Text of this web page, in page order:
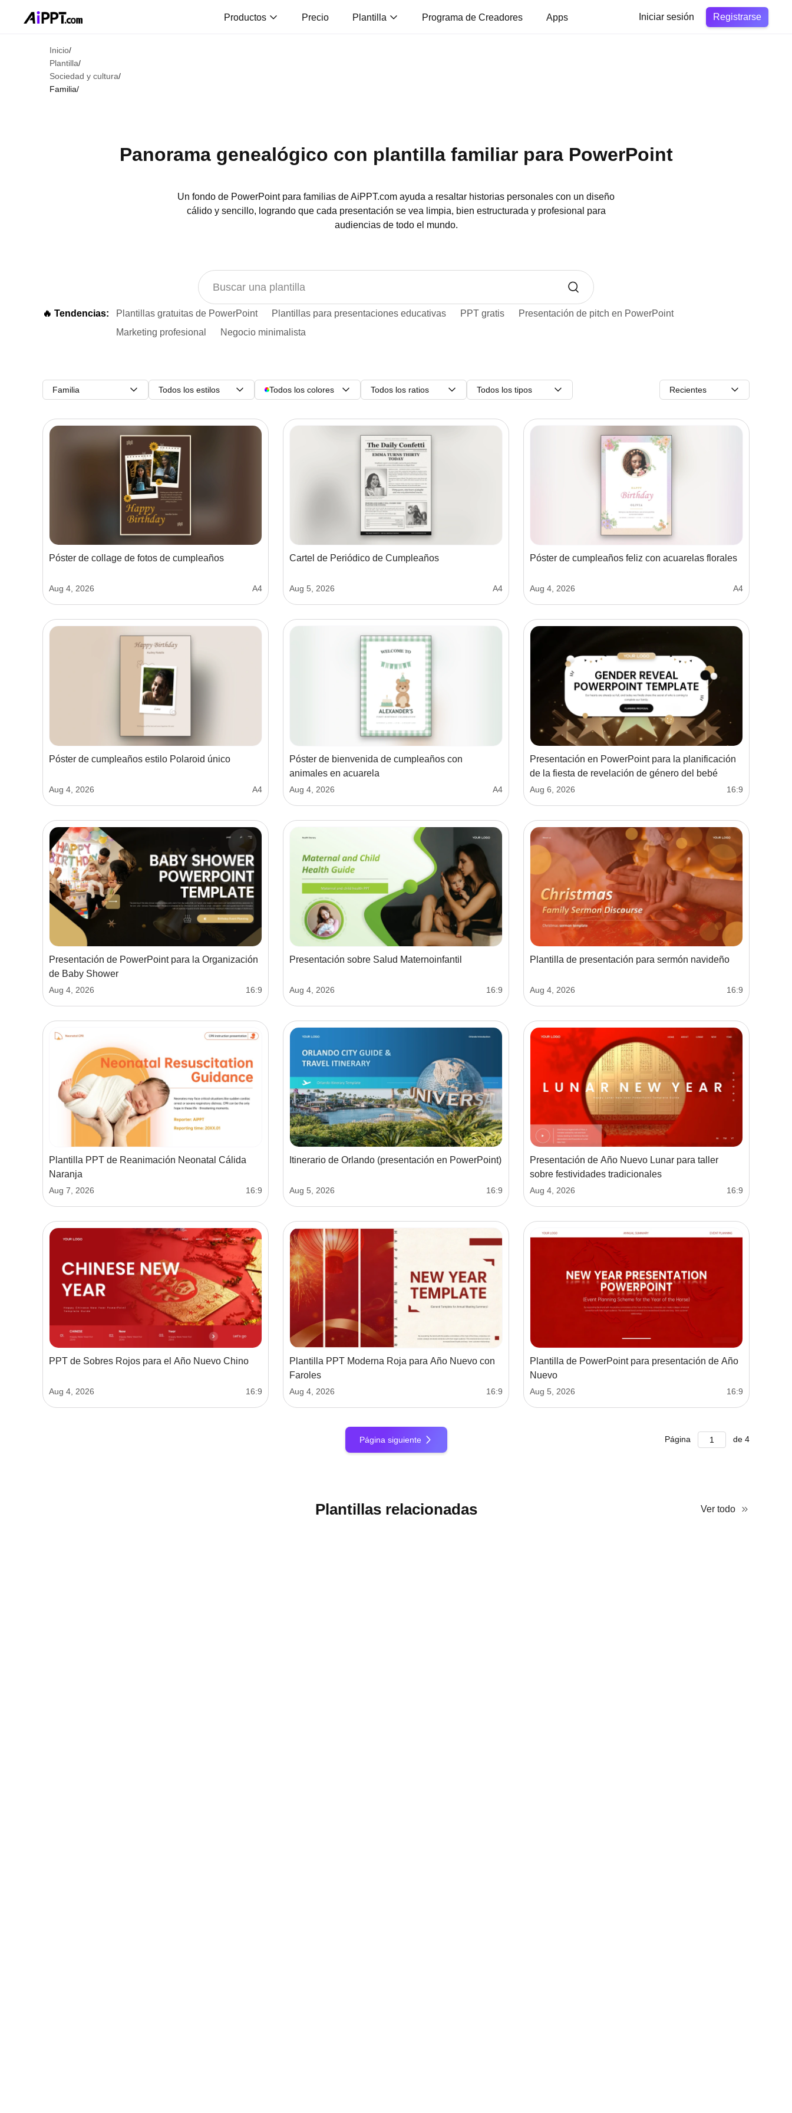
Productos Precio Plantilla Programa de Creadores Apps Iniciar sesión Registrarse
Inicio/
Plantilla/
Sociedad y cultura/
Familia/
Panorama genealógico con plantilla familiar para PowerPoint
Un fondo de PowerPoint para familias de AiPPT.com ayuda a resaltar historias personales con un diseño
cálido y sencillo, logrando que cada presentación se vea limpia, bien estructurada y profesional para
audiencias de todo el mundo.
🔥 Tendencias: Plantillas gratuitas de PowerPoint Plantillas para presentaciones educativas PPT gratis
Presentación de pitch en PowerPoint
Marketing profesional
Negocio minimalista
Familia Todos los estilos Todos los colores Todos los ratios Todos los tipos Recientes
Póster de collage de fotos de cumpleaños
Aug 4, 2026 A4
Cartel de Periódico de Cumpleaños
Aug 5, 2026 A4
Póster de cumpleaños feliz con acuarelas florales
Aug 4, 2026 A4
Póster de cumpleaños estilo Polaroid único
Aug 4, 2026 A4
Póster de bienvenida de cumpleaños con
animales en acuarela
Aug 4, 2026 A4
Presentación en PowerPoint para la planificación
de la fiesta de revelación de género del bebé
Aug 6, 2026 16:9
Presentación de PowerPoint para la Organización
de Baby Shower
Aug 4, 2026 16:9
Presentación sobre Salud Maternoinfantil
Aug 4, 2026 16:9
Plantilla de presentación para sermón navideño
Aug 4, 2026 16:9
Plantilla PPT de Reanimación Neonatal Cálida
Naranja
Aug 7, 2026 16:9
Itinerario de Orlando (presentación en PowerPoint)
Aug 5, 2026 16:9
Presentación de Año Nuevo Lunar para taller
sobre festividades tradicionales
Aug 4, 2026 16:9
PPT de Sobres Rojos para el Año Nuevo Chino
Aug 4, 2026 16:9
Plantilla PPT Moderna Roja para Año Nuevo con
Faroles
Aug 4, 2026 16:9
Plantilla de PowerPoint para presentación de Año
Nuevo
Aug 5, 2026 16:9
Página siguiente Página de 4
Plantillas relacionadas Ver todo